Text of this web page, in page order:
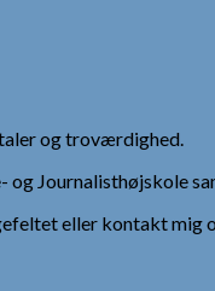
og troværdighed.
Journalisthøjskole
eller kontakt mig